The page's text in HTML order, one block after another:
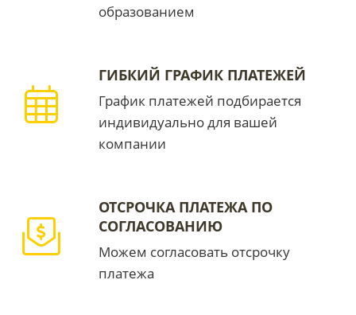
образованием
ГИБКИЙ ГРАФИК ПЛАТЕЖЕЙ
График платежей подбирается
индивидуально для вашей
компании
ОТСРОЧКА ПЛАТЕЖА ПО
СОГЛАСОВАНИЮ
Можем согласовать отсрочку
платежа